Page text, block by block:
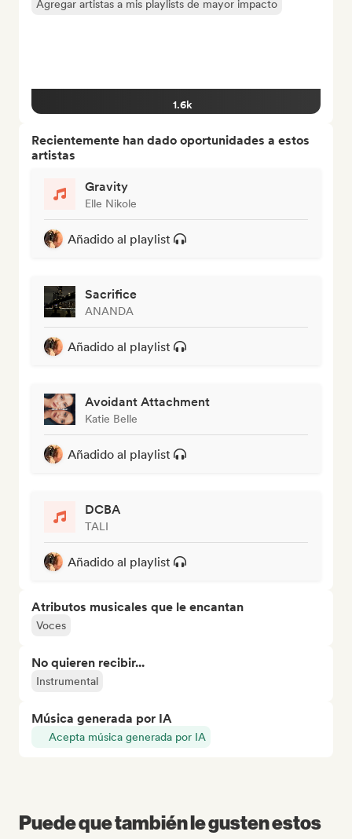
Agregar artistas a mis playlists de mayor impacto
1.6k
Recientemente han dado oportunidades a estos
artistas
Gravity
Elle Nikole
Añadido al playlist
Sacrifice
ANANDA
Añadido al playlist
Avoidant Attachment
Katie Belle
Añadido al playlist
DCBA
TALI
Añadido al playlist
Atributos musicales que le encantan
Voces
No quieren recibir...
Instrumental
Música generada por IA
Acepta música generada por IA
Puede que también le gusten estos